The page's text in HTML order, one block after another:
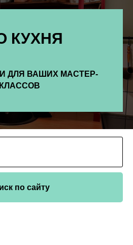
КУХНЯ
ДЛЯ ВАШИХ МАСТЕР-
КЛАССОВ
по сайту